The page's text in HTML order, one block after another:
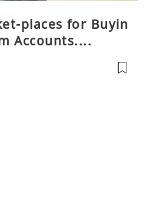
places for Buyin
Accounts....